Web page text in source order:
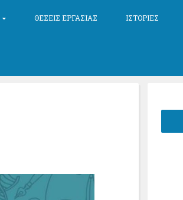
ΘΈΣΕΙΣ ΕΡΓΑΣΊΑΣ ΙΣΤΟΡΊΕΣ